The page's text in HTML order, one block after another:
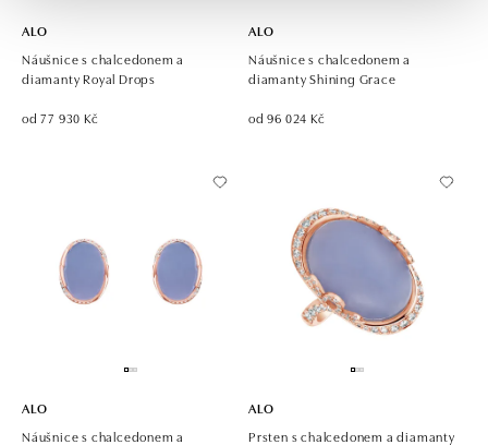
ALO
Náušnice s chalcedonem a
diamanty Royal Drops
od 77 930 Kč
ALO
Náušnice s chalcedonem a
diamanty Shining Grace
od 96 024 Kč
ALO
Náušnice s chalcedonem a
ALO
Prsten s chalcedonem a diamanty